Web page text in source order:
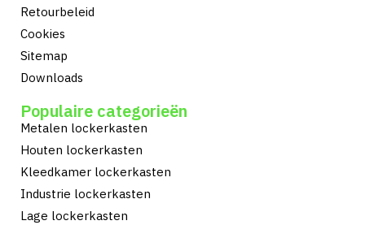
Populaire categorieën
Metalen lockerkasten
Houten lockerkasten
Kleedkamer lockerkasten
Industrie lockerkasten
Lage lockerkasten
Retourbeleid
Cookies
Sitemap
Downloads